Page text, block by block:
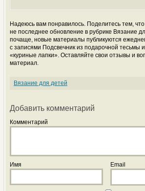
Надеюсь вам понравилось. Поделитесь тем,
не последнее обновление в рубрике Вязание
почаще, новые материалы публикуются
с записями Подсвечник из подарочной тесьмы
«куриные лапки». Оставляйте свои отзывы и
материал.
Вязание для детей
Добавить комментарий
Комментарий
Имя Email